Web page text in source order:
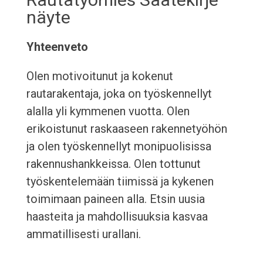
näyte
Yhteenveto
Olen motivoitunut ja kokenut
rautarakentaja, joka on työskennellyt
alalla yli kymmenen vuotta. Olen
erikoistunut raskaaseen rakennetyöhön
ja olen työskennellyt monipuolisissa
rakennushankkeissa. Olen tottunut
työskentelemään tiimissä ja kykenen
toimimaan paineen alla. Etsin uusia
haasteita ja mahdollisuuksia kasvaa
ammatillisesti urallani.